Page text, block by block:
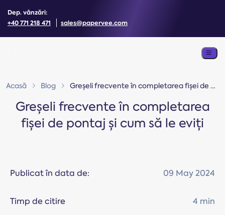
Dep. vânzări:
+40 771 218 471
sales@papervee.com
Acasă Blog Greșeli frecvente în completarea fișei de pontaj și cum să le eviți
Greșeli frecvente în completarea
fișei de pontaj și cum să le eviți
Publicat în data de: 09 May 2024
Timp de citire 4 min